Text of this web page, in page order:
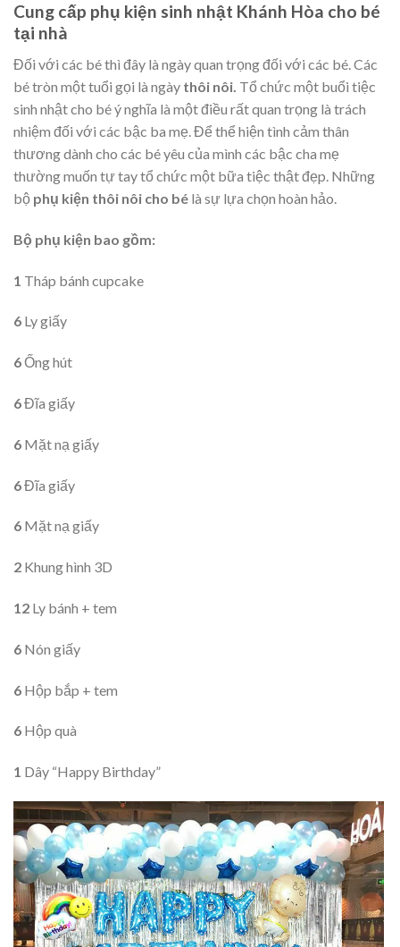
Cung cấp phụ kiện sinh nhật Khánh Hòa cho bé
tại nhà
Đối với các bé thì đây là ngày quan trọng đối với các bé. Các
bé tròn một tuổi gọi là ngày thôi nôi. Tổ chức một buổi tiệc
sinh nhật cho bé ý nghĩa là một điều rất quan trọng là trách
nhiệm đối với các bậc ba mẹ. Để thể hiện tình cảm thân
thương dành cho các bé yêu của mình các bậc cha mẹ
thường muốn tự tay tổ chức một bữa tiệc thật đẹp. Những
bộ phụ kiện thôi nôi cho bé là sự lựa chọn hoàn hảo.
Bộ phụ kiện bao gồm:
1 Tháp bánh cupcake
6 Ly giấy
6Ống hút
6Đĩa giấy
6 Mặt nạ giấy
6Đĩa giấy
6 Mặt nạ giấy
2 Khung hình 3D
12 Ly bánh + tem
6 Nón giấy
6 Hộp bắp + tem
6 Hộp quà
1 Dây “Happy Birthday”